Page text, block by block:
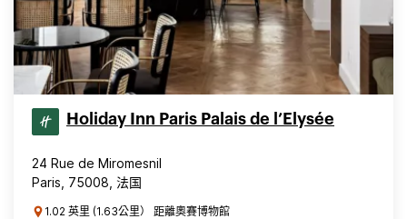
Holiday Inn Paris Palais de l’Elysée
24 Rue de Miromesnil
Paris, 75008, 法国
1.02 英里 (1.63公里） 距離奧賽博物館